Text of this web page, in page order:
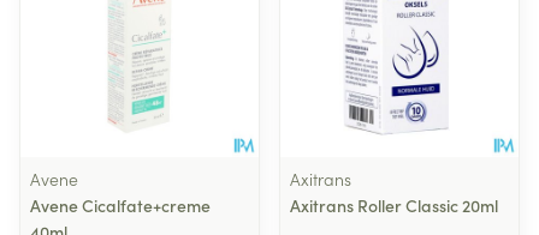
Avene
Avene Cicalfate+creme
Axitrans
Axitrans Roller Classic 20ml